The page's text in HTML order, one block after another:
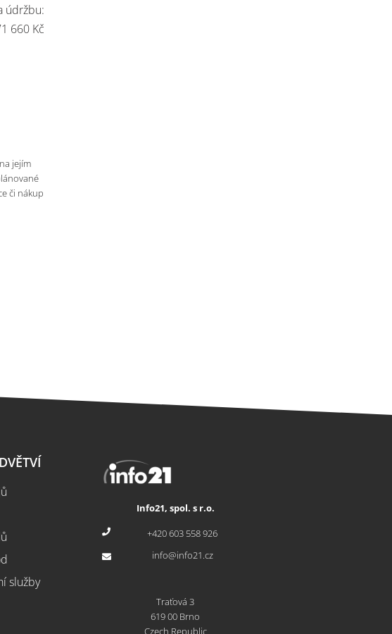
údržbu:
660 Kč
jejím
či nákup
služby
Info21, spol. s r.o.
+420 603 558 926
info@info21.cz
Traťová 3
619 00 Brno
Czech Republic